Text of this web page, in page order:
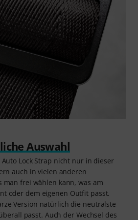
Auswahl
Auto Lock Strap nicht nur in dieser
auch in vielen anderen
man frei wählen kann, was am
oder dem eigenen Outfit passt.
Version natürlich die neutralste
passt. Auch der Wechsel des